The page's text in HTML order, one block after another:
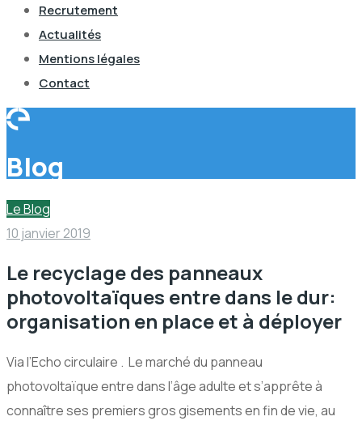
Recrutement
Actualités
Mentions légales
Contact
Blog
Le Blog
10 janvier 2019
Le recyclage des panneaux
photovoltaïques entre dans le dur:
organisation en place et à déployer
Via l’Echo circulaire . Le marché du panneau
photovoltaïque entre dans l’âge adulte et s’apprête à
connaître ses premiers gros gisements en fin de vie, au